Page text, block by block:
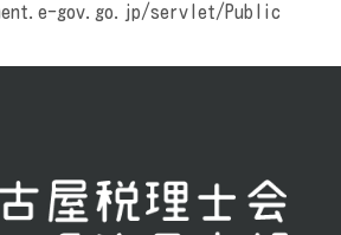
gov.go.jp/servlet/Public